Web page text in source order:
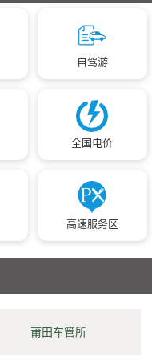
自驾游
全国电价
高速服务区
莆田车管所